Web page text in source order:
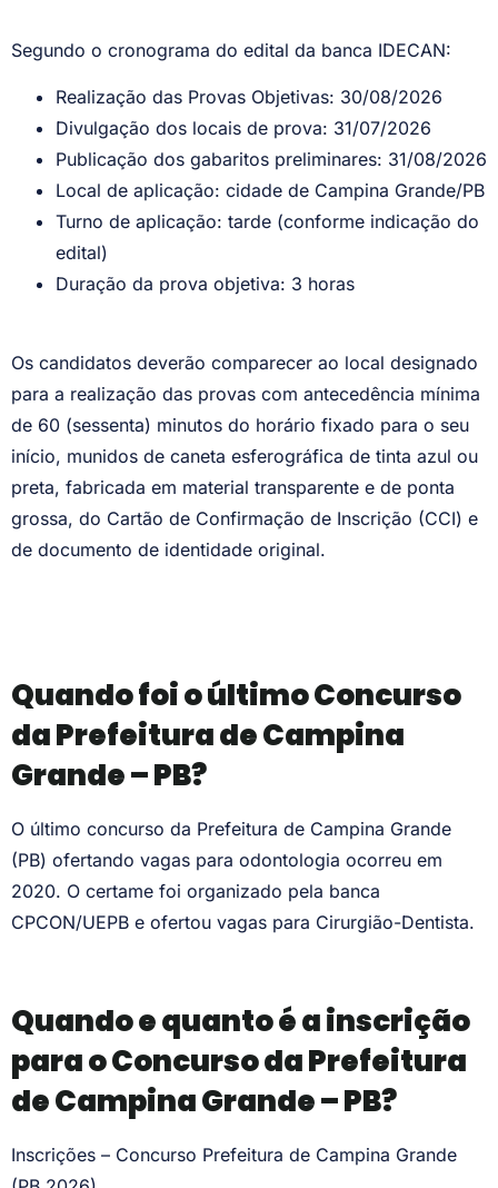
Segundo o cronograma do edital da banca IDECAN:
Realização das Provas Objetivas: 30/08/2026
Divulgação dos locais de prova: 31/07/2026
Publicação dos gabaritos preliminares: 31/08/2026
Local de aplicação: cidade de Campina Grande/PB
Turno de aplicação: tarde (conforme indicação do
edital)
Duração da prova objetiva: 3 horas
Os candidatos deverão comparecer ao local designado
para a realização das provas com antecedência mínima
de 60 (sessenta) minutos do horário fixado para o seu
início, munidos de caneta esferográfica de tinta azul ou
preta, fabricada em material transparente e de ponta
grossa, do Cartão de Confirmação de Inscrição (CCI) e
de documento de identidade original.
Quando foi o último Concurso
da Prefeitura de Campina
Grande – PB?
O último concurso da Prefeitura de Campina Grande
(PB) ofertando vagas para odontologia ocorreu em
2020. O certame foi organizado pela banca
CPCON/UEPB e ofertou vagas para Cirurgião-Dentista.
Quando e quanto é a inscrição
para o Concurso da Prefeitura
de Campina Grande – PB?
Inscrições – Concurso Prefeitura de Campina Grande